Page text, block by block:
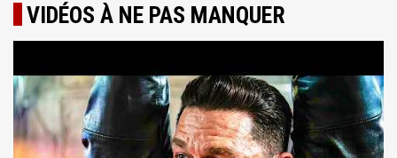
VIDÉOS À NE PAS MANQUER